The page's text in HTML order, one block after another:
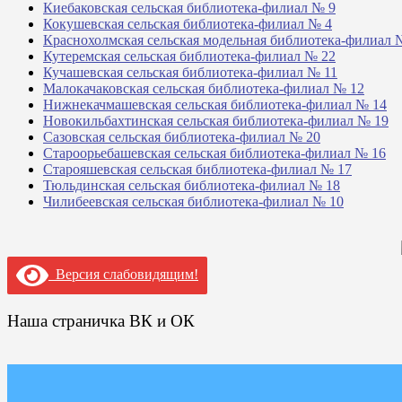
Киебаковская сельская библиотека-филиал № 9
Кокушевская сельская библиотека-филиал № 4
Краснохолмская сельская модельная библиотека-филиал
Кутеремская сельская библиотека-филиал № 22
Кучашевская сельская библиотека-филиал № 11
Малокачаковская сельская библиотека-филиал № 12
Нижнекачмашевская сельская библиотека-филиал № 14
Новокильбахтинская сельская библиотека-филиал № 19
Сазовская сельская библиотека-филиал № 20
Староорьебашевская сельская библиотека-филиал № 16
Старояшевская сельская библиотека-филиал № 17
Тюльдинская сельская библиотека-филиал № 18
Чилибеевская сельская библиотека-филиал № 10
Версия слабовидящим!
Наша страничка ВК и ОК